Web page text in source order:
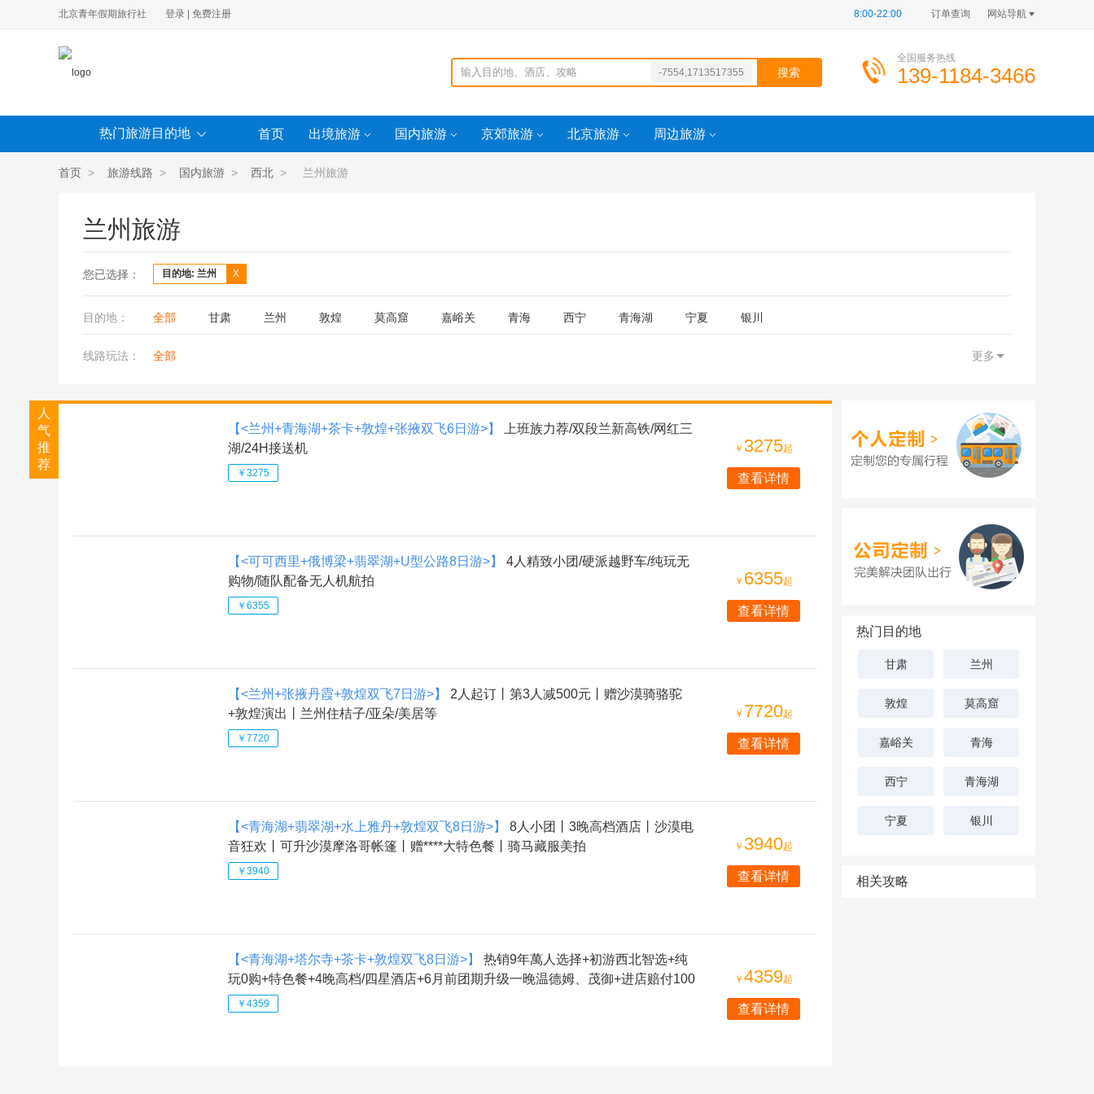
北京青年假期旅行社 登录 免费注册 8:00-22:00 订单查询 网站导航
-7554,1713517355
1620267265443899
aidd=160567230749
4100idd=160341503
全国服务热线
139-1184-3466
热门旅游目的地 首页 出境旅游 国内旅游 京郊旅游 北京旅游 周边旅游
首页 > 旅游线路 > 国内旅游 > 西北 > 兰州旅游
兰州旅游
您已选择： 目的地: 兰州 X
目的地： 全部 甘肃 兰州 敦煌 莫高窟 嘉峪关 青海 西宁 青海湖 宁夏 银川
线路玩法： 全部 更多
人
气
推
荐
【<兰州+青海湖+茶卡+敦煌+张掖双飞6日游>】
上班族力荐/双段兰新高铁/网红三
湖/24H接送机
￥3275
￥ 3275起
查看详情
【<可可西里+俄博梁+翡翠湖+U型公路8日游>】
4人精致小团/硬派越野车/纯玩无
购物/随队配备无人机航拍
￥6355
￥ 6355起
查看详情
【<兰州+张掖丹霞+敦煌双飞7日游>】
2人起订丨第3人减500元丨赠沙漠骑骆驼
+敦煌演出丨兰州住桔子/亚朵/美居等
￥7720
￥ 7720起
查看详情
【<青海湖+翡翠湖+水上雅丹+敦煌双飞8日游>】
8人小团丨3晚高档酒店丨沙漠电
音狂欢丨可升沙漠摩洛哥帐篷丨赠****大特色餐丨骑马藏服美拍
￥3940
￥ 3940起
查看详情
【<青海湖+塔尔寺+茶卡+敦煌双飞8日游>】
热销9年萬人选择+初游西北智选+纯
玩0购+特色餐+4晚高档/四星酒店+6月前团期升级一晚温德姆、茂御+进店赔付100
0元￥4359
￥ 4359起
查看详情
热门目的地
甘肃 兰州
敦煌 莫高窟
嘉峪关 青海
西宁 青海湖
宁夏 银川
相关攻略